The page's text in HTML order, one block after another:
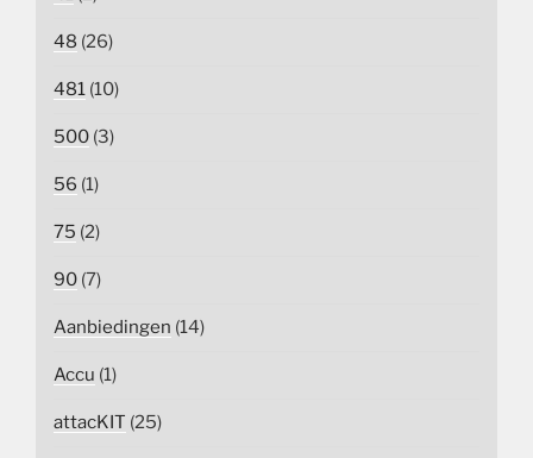
48 (26)
481 (10)
500 (3)
56 (1)
75 (2)
90 (7)
Aanbiedingen (14)
Accu (1)
attacKIT (25)